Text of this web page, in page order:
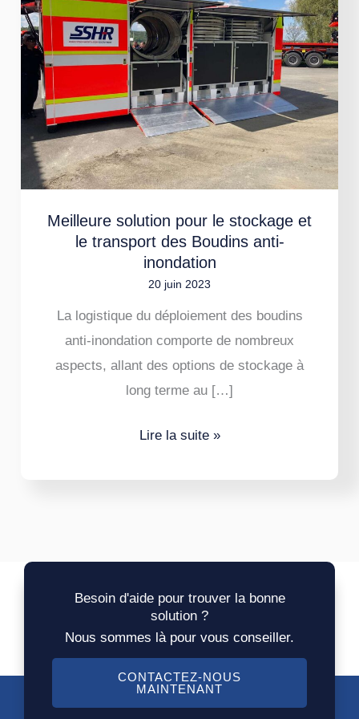
Meilleure solution pour le stockage et
le transport des Boudins anti-
inondation
20 juin 2023
La logistique du déploiement des boudins
anti-inondation comporte de nombreux
aspects, allant des options de stockage à
long terme au […]
pour
le
stockage
et
le
transport
des
Boudins
anti-
inondation
Lire la suite »
Besoin d'aide pour trouver la bonne
solution ?
Nous sommes là pour vous conseiller.
CONTACTEZ-NOUS
MAINTENANT